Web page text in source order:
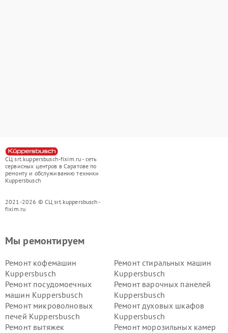
СЦ srt.kuppersbusch-fixim.ru - сеть
сервисных центров в Саратове по
ремонту и обслуживанию техники
Kuppersbusch
2021-2026 © СЦ srt.kuppersbusch-
fixim.ru
Мы ремонтируем
Ремонт кофемашин
Kuppersbusch
Ремонт стиральных машин
Kuppersbusch
Ремонт посудомоечных
машин Kuppersbusch
Ремонт варочных панелей
Kuppersbusch
Ремонт микроволновых
печей Kuppersbusch
Ремонт духовых шкафов
Kuppersbusch
Ремонт вытяжек
Ремонт морозильных камер